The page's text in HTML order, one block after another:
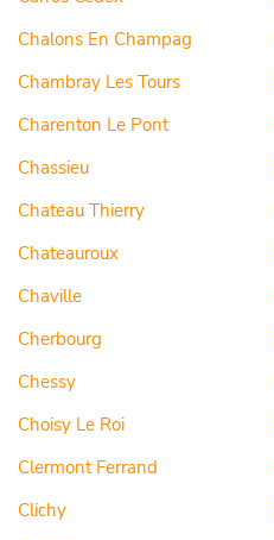
Chalons En Champag
Chambray Les Tours
Charenton Le Pont
Chassieu
Chateau Thierry
Chateauroux
Chaville
Cherbourg
Chessy
Choisy Le Roi
Clermont Ferrand
Clichy